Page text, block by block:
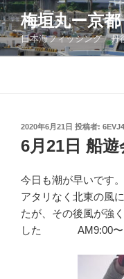
コ
ン
テ
ン
梅垣丸ー京
日本海フィッシング 丹
投
稿
日:
2020年6月21日 投稿者:
6月21日 船遊
今日も潮が早いです
アタリなく北東の風
たが、その後風が強
した AM9:00〜